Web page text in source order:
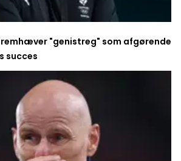
"genistreg" som afgørende
succes